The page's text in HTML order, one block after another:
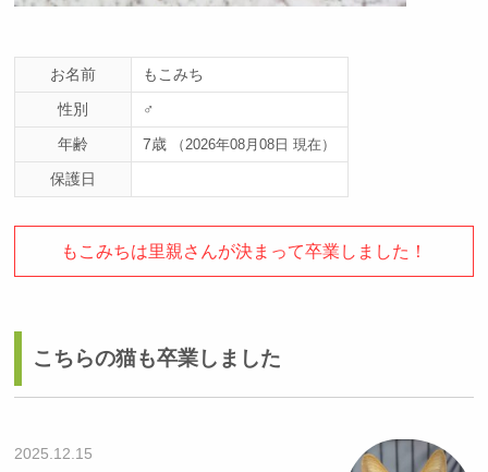
お名前
もこみち
性別
♂
年齢
7歳 （2026年08月08日 現在）
保護日
もこみちは里親さんが決まって卒業しました！
こちらの猫も卒業しました
2025.12.15